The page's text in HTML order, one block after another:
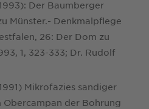
Der Baumberger
Münster.- Denkmalpflege
26: Der Dom zu
1, 323-333; Dr. Rudolf
Mikrofazies sandiger
Obercampan der Bohrung